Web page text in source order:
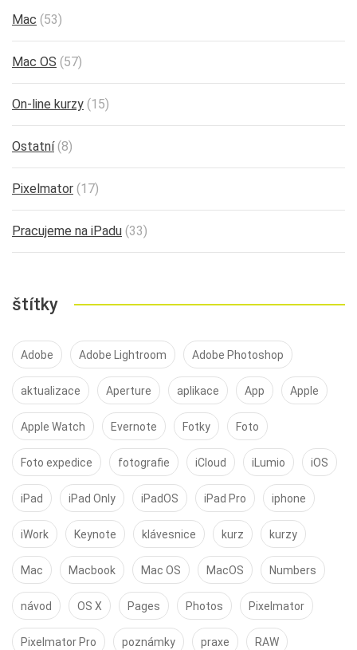
Mac (53)
Mac OS (57)
On-line kurzy (15)
Ostatní(8)
Pixelmator (17)
Pracujeme na iPadu (33)
štítky
Adobe Adobe Lightroom Adobe Photoshop
aktualizace Aperture aplikace App Apple
Apple Watch Evernote Fotky Foto
Foto expedice fotografie iCloud iLumio iOS
iPad iPad Only iPadOS iPad Pro iphone
iWork Keynote klávesnice kurz kurzy
Mac Macbook Mac OS MacOS Numbers
návod OS X Pages Photos Pixelmator
Pixelmator Pro poznámky praxe RAW